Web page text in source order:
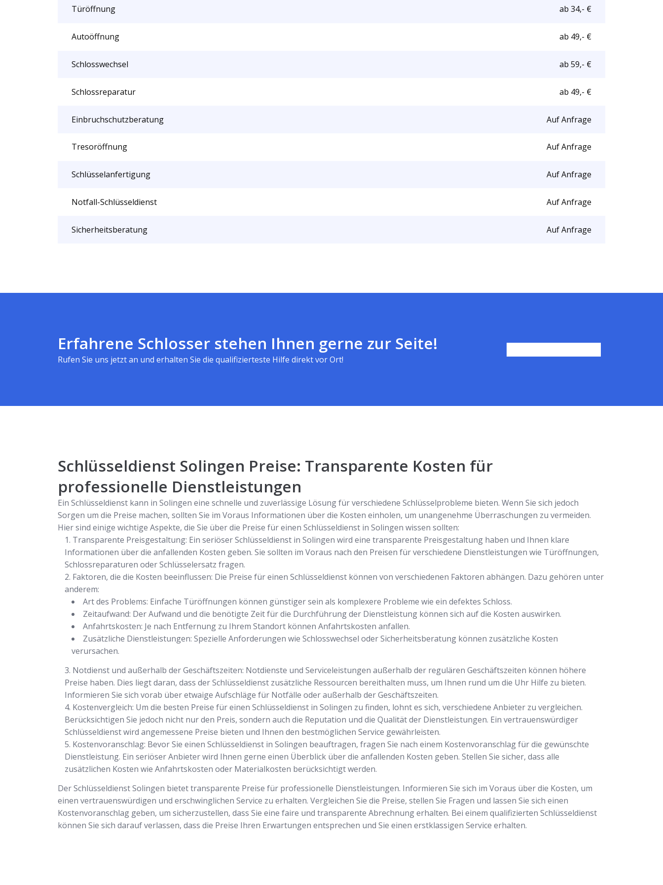
Türöffnung ab 34,- €
Autoöffnung ab 49,- €
Schlosswechsel ab 59,- €
Schlossreparatur ab 49,- €
Einbruchschutzberatung Auf Anfrage
Tresoröffnung Auf Anfrage
Schlüsselanfertigung Auf Anfrage
Notfall-Schlüsseldienst Auf Anfrage
Sicherheitsberatung Auf Anfrage
Erfahrene Schlosser stehen Ihnen gerne zur Seite!
Rufen Sie uns jetzt an und erhalten Sie die qualifizierteste Hilfe direkt vor Ort!
Schlüsseldienst Solingen Preise: Transparente Kosten für
professionelle Dienstleistungen
Ein Schlüsseldienst kann in Solingen eine schnelle und zuverlässige Lösung für verschiedene Schlüsselprobleme bieten. Wenn Sie sich jedoch
Sorgen um die Preise machen, sollten Sie im Voraus Informationen über die Kosten einholen, um unangenehme Überraschungen zu vermeiden.
Hier sind einige wichtige Aspekte, die Sie über die Preise für einen Schlüsseldienst in Solingen wissen sollten:
Transparente Preisgestaltung: Ein seriöser Schlüsseldienst in Solingen wird eine transparente Preisgestaltung haben und Ihnen klare
Informationen über die anfallenden Kosten geben. Sie sollten im Voraus nach den Preisen für verschiedene Dienstleistungen wie Türöffnungen,
Schlossreparaturen oder Schlüsselersatz fragen.
Faktoren, die die Kosten beeinflussen: Die Preise für einen Schlüsseldienst können von verschiedenen Faktoren abhängen. Dazu gehören unter
anderem:
Art des Problems: Einfache Türöffnungen können günstiger sein als komplexere Probleme wie ein defektes Schloss.
Zeitaufwand: Der Aufwand und die benötigte Zeit für die Durchführung der Dienstleistung können sich auf die Kosten auswirken.
Anfahrtskosten: Je nach Entfernung zu Ihrem Standort können Anfahrtskosten anfallen.
Zusätzliche Dienstleistungen: Spezielle Anforderungen wie Schlosswechsel oder Sicherheitsberatung können zusätzliche Kosten
verursachen.
Notdienst und außerhalb der Geschäftszeiten: Notdienste und Serviceleistungen außerhalb der regulären Geschäftszeiten können höhere
Preise haben. Dies liegt daran, dass der Schlüsseldienst zusätzliche Ressourcen bereithalten muss, um Ihnen rund um die Uhr Hilfe zu bieten.
Informieren Sie sich vorab über etwaige Aufschläge für Notfälle oder außerhalb der Geschäftszeiten.
Kostenvergleich: Um die besten Preise für einen Schlüsseldienst in Solingen zu finden, lohnt es sich, verschiedene Anbieter zu vergleichen.
Berücksichtigen Sie jedoch nicht nur den Preis, sondern auch die Reputation und die Qualität der Dienstleistungen. Ein vertrauenswürdiger
Schlüsseldienst wird angemessene Preise bieten und Ihnen den bestmöglichen Service gewährleisten.
Kostenvoranschlag: Bevor Sie einen Schlüsseldienst in Solingen beauftragen, fragen Sie nach einem Kostenvoranschlag für die gewünschte
Dienstleistung. Ein seriöser Anbieter wird Ihnen gerne einen Überblick über die anfallenden Kosten geben. Stellen Sie sicher, dass alle
zusätzlichen Kosten wie Anfahrtskosten oder Materialkosten berücksichtigt werden.
Der Schlüsseldienst Solingen bietet transparente Preise für professionelle Dienstleistungen. Informieren Sie sich im Voraus über die Kosten, um
einen vertrauenswürdigen und erschwinglichen Service zu erhalten. Vergleichen Sie die Preise, stellen Sie Fragen und lassen Sie sich einen
Kostenvoranschlag geben, um sicherzustellen, dass Sie eine faire und transparente Abrechnung erhalten. Bei einem qualifizierten Schlüsseldienst
können Sie sich darauf verlassen, dass die Preise Ihren Erwartungen entsprechen und Sie einen erstklassigen Service erhalten.